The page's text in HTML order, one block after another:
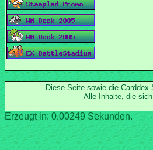
Diese Seite sowie die
Alle Inhalte, die
Erzeugt in: 0.00249 Sekunden.